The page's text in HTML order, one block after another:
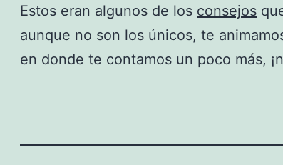
Estos eran algunos de los consejos
aunque no son los únicos, te
en donde te contamos un poco más,